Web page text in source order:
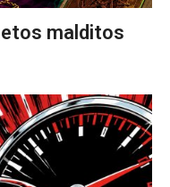
malditos